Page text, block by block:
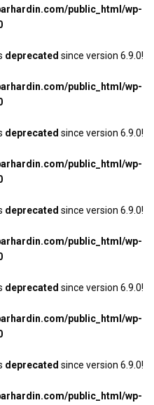
public_html/wp-
deprecated since version 6.9.0!
public_html/wp-
deprecated since version 6.9.0!
public_html/wp-
deprecated since version 6.9.0!
public_html/wp-
deprecated since version 6.9.0!
public_html/wp-
deprecated since version 6.9.0!
public_html/wp-